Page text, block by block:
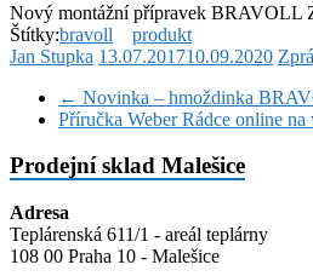
Nový montážní přípravek BRAVOLL
Štítky:bravoll
produkt
Jan Stupka 13.07.201710.09.2020
← Novinka – hmoždinka
Příručka Weber Rádce online
Prodejní sklad Malešice
Adresa
Teplárenská 611/1 - areál teplárny
108 00 Praha 10 - Malešice